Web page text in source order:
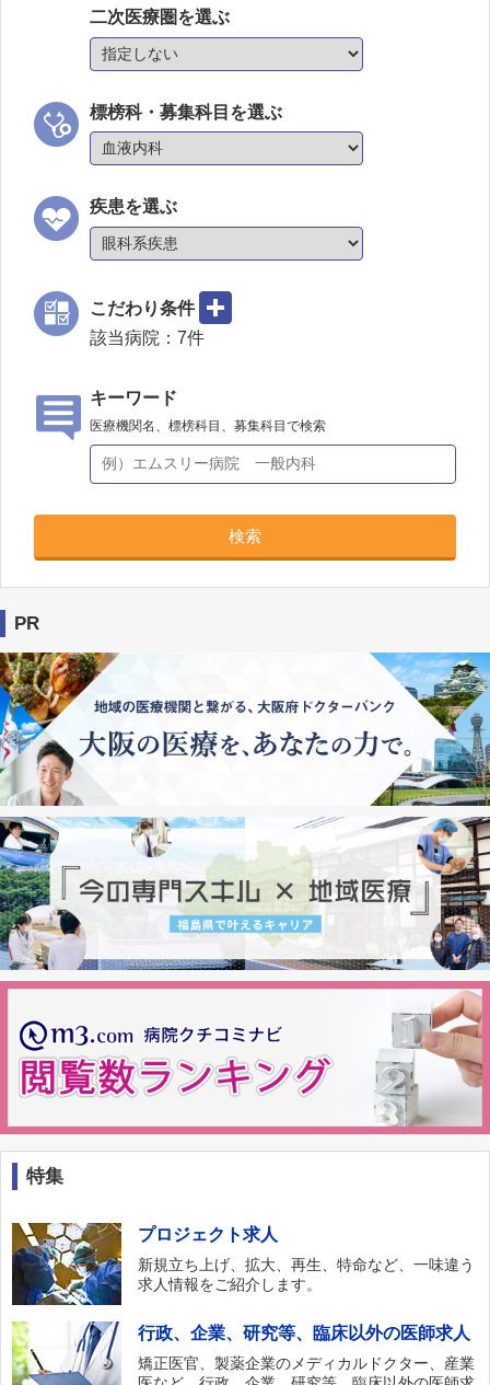
二次医療圏を選ぶ
標榜科・募集科目を選ぶ
疾患を選ぶ
こだわり条件
該当病院： 7件
キーワード
医療機関名、標榜科目、募集科目で検索
検索
PR
特集
プロジェクト求人
新規立ち上げ、拡大、再生、特命など、一味違う
求人情報をご紹介します。
行政、企業、研究等、臨床以外の医師求人
矯正医官、製薬企業のメディカルドクター、産業